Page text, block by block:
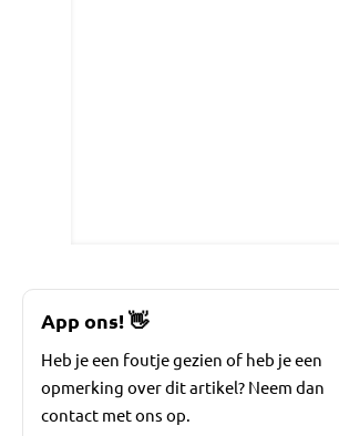
App ons!👋
Heb je een foutje gezien of heb je een
opmerking over dit artikel? Neem dan
contact met ons op.